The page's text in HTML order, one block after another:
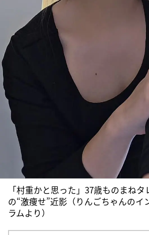
「村重かと思った」37歳ものまねタ
の“激痩せ”近影（りんごちゃんのイ
ラムより）